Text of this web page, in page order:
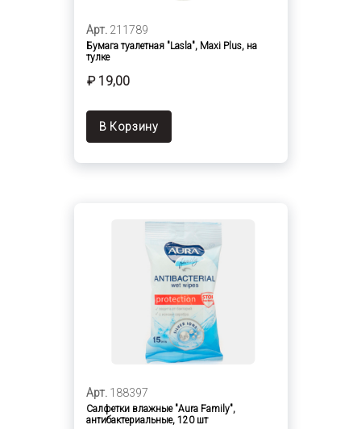
Арт. 211789
Бумага туалетная "Lasla", Maxi Plus, на
тулке
₽ 19,00
В Корзину
Арт. 188397
Салфетки влажные "Aura Family",
антибактериальные, 120 шт